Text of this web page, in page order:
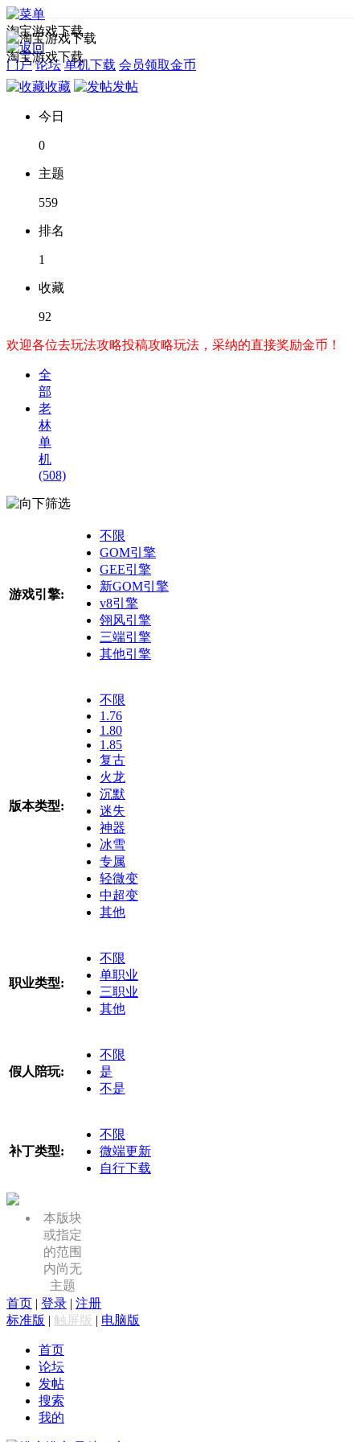
淘宝游戏下载
门户 论坛 单机下载 会员领取金币
淘宝游戏下载
收藏 发帖
今日
0
主题
559
排名
1
收藏
92
欢迎各位去玩法攻略投稿攻略玩法，采纳的直接奖励金币！
全
部
老
林
单
机
(508)
筛选
游戏引擎:
不限
GOM引擎
GEE引擎
新GOM引擎
v8引擎
翎风引擎
三端引擎
其他引擎
版本类型:
不限
1.76
1.80
1.85
复古
火龙
沉默
迷失
神器
冰雪
专属
轻微变
中超变
其他
职业类型:
不限
单职业
三职业
其他
假人陪玩:
不限
是
不是
补丁类型:
不限
微端更新
自行下载
本版块
或指定
的范围
内尚无
主题
首页 | 登录 | 注册
标准版 | 触屏版 | 电脑版
首页
论坛
发帖
搜索
我的